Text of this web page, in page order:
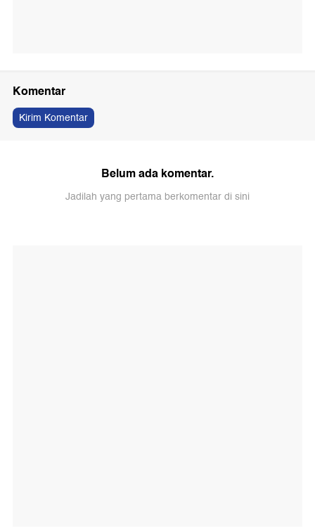
Komentar
Kirim Komentar
Belum ada komentar.
Jadilah yang pertama berkomentar di sini